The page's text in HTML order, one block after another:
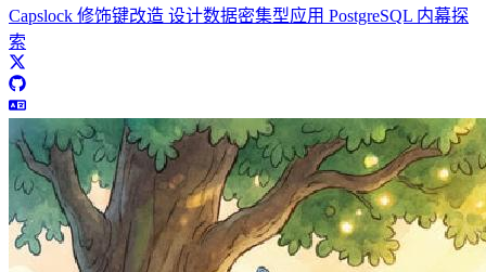
Capslock 修饰键改造 设计数据密集型应用 PostgreSQL 内幕探
索